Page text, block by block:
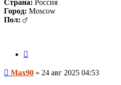
Страна: Россия
Город: Moscow
Пол:
Сообщение
Max90 » 24 авг 2025 04:53